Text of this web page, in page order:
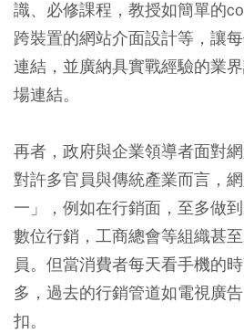
識、必修課程，教授如簡單的
跨裝置的網站介面設計等，讓
連結，並廣納具實戰經驗的業
場連結。
再者，政府與企業領導者面對網
對許多官員與傳統產業而言，
一」，例如在行銷面，至多做
數位行銷，工商總會等組織甚
員。但當消費者每天看手機的
多，過去的行銷管道如電視廣
扣。